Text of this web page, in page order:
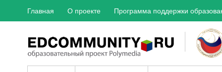
Главная О проекте Программа поддержки